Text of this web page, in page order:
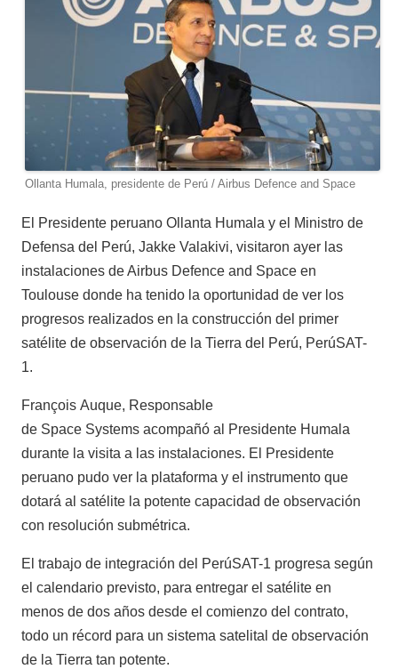
Ollanta Humala, presidente de Perú / Airbus Defence and Space
El Presidente peruano Ollanta Humala y el Ministro de
Defensa del Perú, Jakke Valakivi, visitaron ayer las
instalaciones de Airbus Defence and Space en
Toulouse donde ha tenido la oportunidad de ver los
progresos realizados en la construcción del primer
satélite de observación de la Tierra del Perú, PerúSAT-
1.
François Auque, Responsable
de Space Systems acompañó al Presidente Humala
durante la visita a las instalaciones. El Presidente
peruano pudo ver la plataforma y el instrumento que
dotará al satélite la potente capacidad de observación
con resolución submétrica.
El trabajo de integración del PerúSAT-1 progresa según
el calendario previsto, para entregar el satélite en
menos de dos años desde el comienzo del contrato,
todo un récord para un sistema satelital de observación
de la Tierra tan potente.